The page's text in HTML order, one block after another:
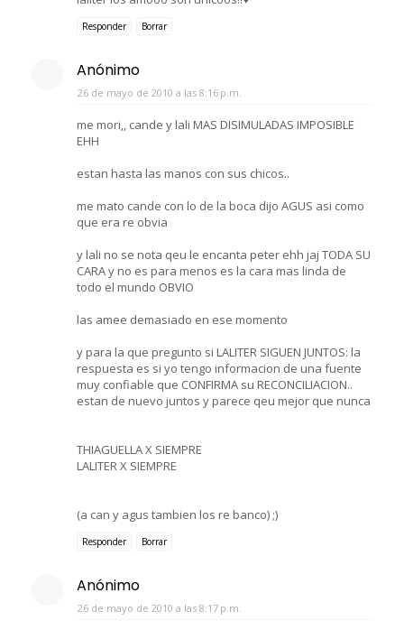
Responder Borrar
Anónimo
26 de mayo de 2010 a las 8:16 p.m.
me mori,, cande y lali MAS DISIMULADAS IMPOSIBLE
EHH
estan hasta las manos con sus chicos..
me mato cande con lo de la boca dijo AGUS asi como
que era re obvia
y lali no se nota qeu le encanta peter ehh jaj TODA SU
CARA y no es para menos es la cara mas linda de
todo el mundo OBVIO
las amee demasiado en ese momento
y para la que pregunto si LALITER SIGUEN JUNTOS: la
respuesta es si yo tengo informacion de una fuente
muy confiable que CONFIRMA su RECONCILIACION..
estan de nuevo juntos y parece qeu mejor que nunca
THIAGUELLA X SIEMPRE
LALITER X SIEMPRE
(a can y agus tambien los re banco) ;)
Responder Borrar
Anónimo
26 de mayo de 2010 a las 8:17 p.m.